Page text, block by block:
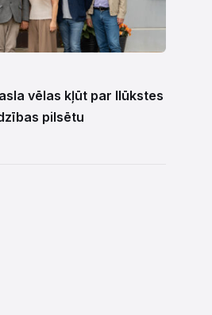
vēlas kļūt par Ilūkstes
pilsētu